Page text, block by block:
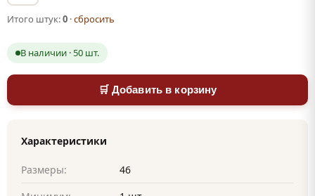
Итого штук:0 ·сбросить
В наличии · 50 шт.
🛒 Добавить в корзину
Характеристики
Размеры:
46